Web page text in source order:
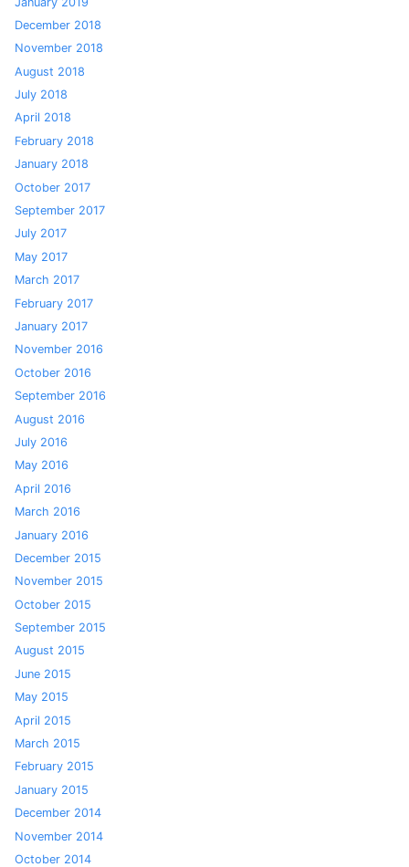
December 2018
November 2018
August 2018
July 2018
April 2018
February 2018
January 2018
October 2017
September 2017
July 2017
May 2017
March 2017
February 2017
January 2017
November 2016
October 2016
September 2016
August 2016
July 2016
May 2016
April 2016
March 2016
January 2016
December 2015
November 2015
October 2015
September 2015
August 2015
June 2015
May 2015
April 2015
March 2015
February 2015
January 2015
December 2014
November 2014
October 2014